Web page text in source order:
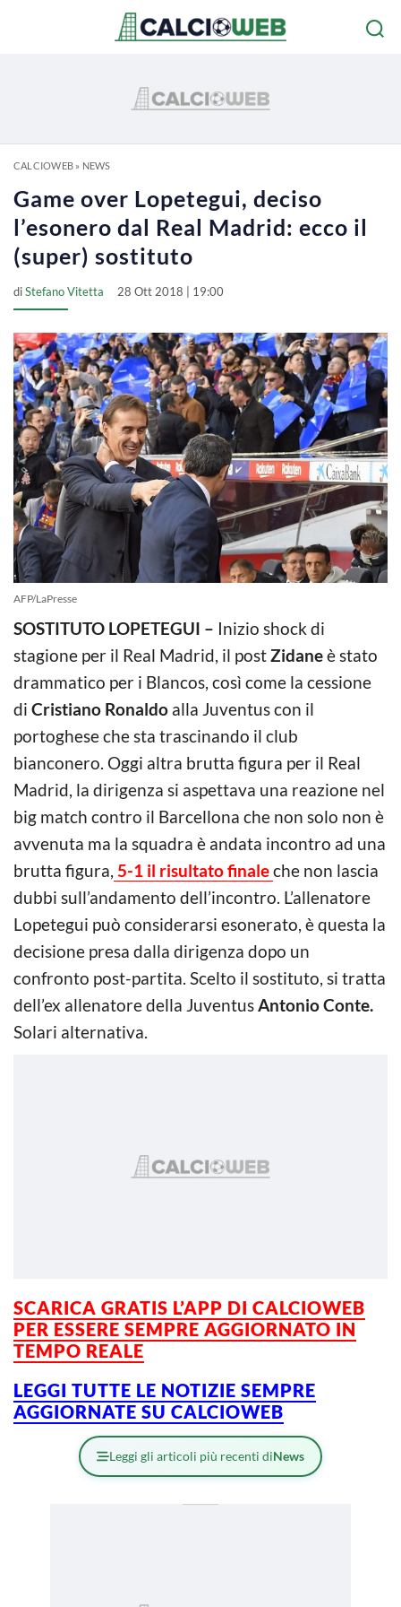
CALCIOWEB» NEWS
Game over Lopetegui, deciso
l’esonero dal Real Madrid: ecco il
(super) sostituto
diStefano Vitetta 28 Ott 2018 | 19:00
AFP/LaPresse
SOSTITUTO LOPETEGUI – Inizio shock di
stagione per il Real Madrid, il postZidaneè stato
drammatico per i Blancos, così come la cessione
di Cristiano Ronaldo alla Juventus con il
portoghese che sta trascinando il club
bianconero. Oggi altra brutta figura per il Real
Madrid, la dirigenza si aspettava una reazione nel
big match contro il Barcellona che non solo non è
avvenuta ma la squadra è andata incontro ad una
brutta figura, 5-1 il risultato finaleche non lascia
dubbi sull’andamento dell’incontro. L’allenatore
Lopetegui può considerarsi esonerato, è questa la
decisione presa dalla dirigenza dopo un
confronto post-partita. Scelto il sostituto, si tratta
dell’ex allenatore della JuventusAntonio Conte.
Solari alternativa.
SCARICA GRATIS L’APP DI CALCIOWEB
PER ESSERE SEMPRE AGGIORNATO IN
TEMPO REALE
LEGGI TUTTE LE NOTIZIE SEMPRE
AGGIORNATE SU CALCIOWEB
Leggi gli articoli più recenti diNews